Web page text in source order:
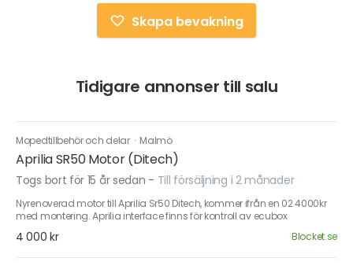
Skapa bevakning
Tidigare annonser till salu
Mopedtillbehör och delar · Malmö
Aprilia SR50 Motor (Ditech)
Togs bort för 15 år sedan - Till försäljning i 2 månader
Nyrenoverad motor till Aprilia Sr50 Ditech, kommer ifrån en 02 4000kr
med montering. Aprilia interface finns för kontroll av ecubox
4 000 kr Blocket.se